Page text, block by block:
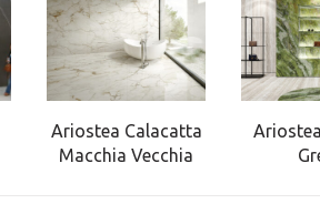
Ariostea Calacatta
Macchia Vecchia